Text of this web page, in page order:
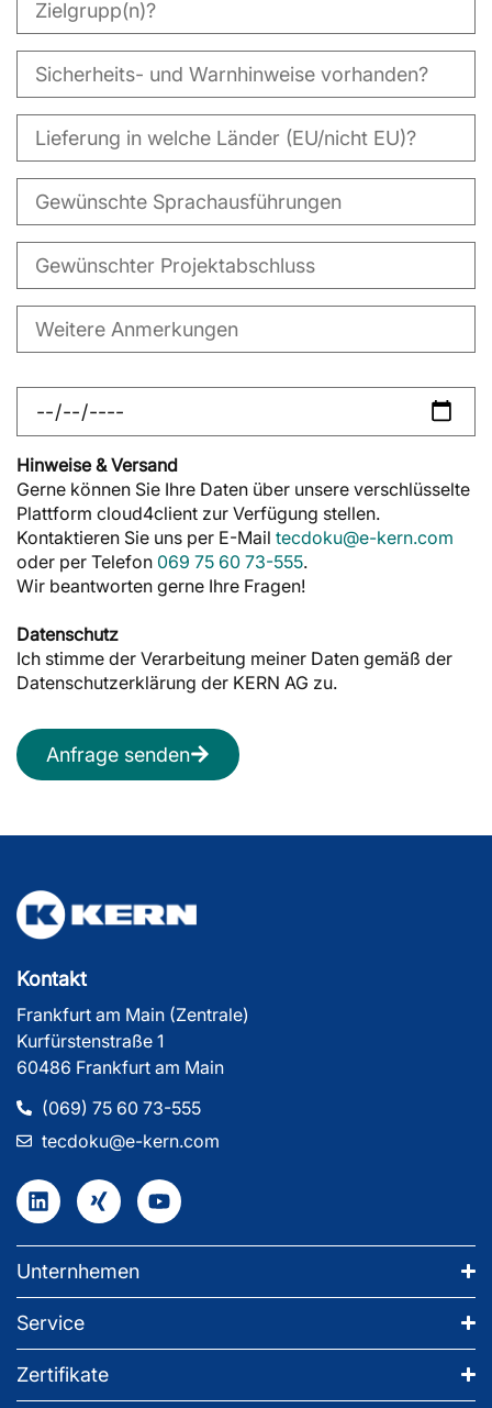
Hinweise & Versand
Gerne können Sie Ihre Daten über unsere verschlüsselte
Plattform cloud4client zur Verfügung stellen.
Kontaktieren Sie uns per E-Mail tecdoku@e-kern.com
oder per Telefon 069 75 60 73-555.
Wir beantworten gerne Ihre Fragen!
Datenschutz
Ich stimme der Verarbeitung meiner Daten gemäß der
Datenschutzerklärung der KERN AG zu.
Anfrage senden
Kontakt
Frankfurt am Main (Zentrale)
Kurfürstenstraße 1
60486 Frankfurt am Main
(069) 75 60 73-555
tecdoku@e-kern.com
Unternhemen
Service
Zertifikate